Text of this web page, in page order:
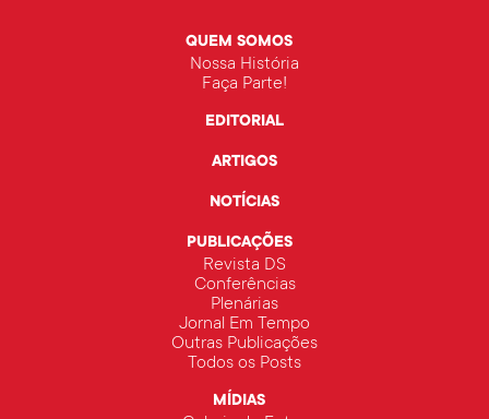
QUEM SOMOS
Nossa História
Faça Parte!
EDITORIAL
ARTIGOS
NOTÍCIAS
PUBLICAÇÕES
Revista DS
Conferências
Plenárias
Jornal Em Tempo
Outras Publicações
Todos os Posts
MÍDIAS